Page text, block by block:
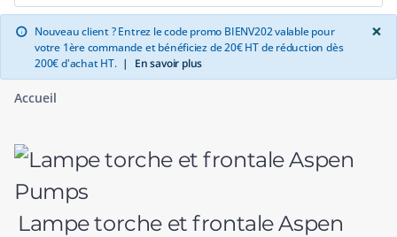
info Nouveau client ? Entrez le code promo BIENV202 valable pour
votre 1ère commande et bénéficiez de 20€ HT de réduction dès
200€ d'achat HT. | En savoir plus
×
Accueil
Lampe torche et frontale Aspen